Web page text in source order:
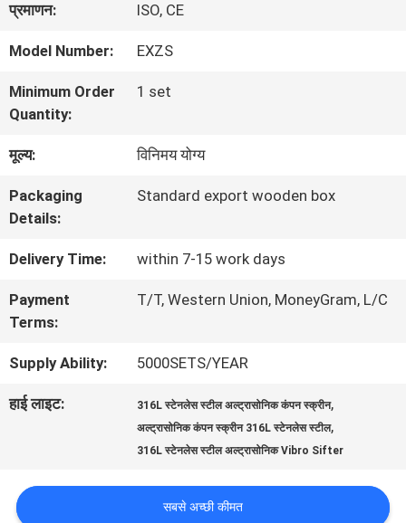
हमारे
बारे
में
कारखाना
भ्रमण
गुणवत्ता
नियंत्रण
संपर्क
करें
एक
प्रमाणन: ISO, CE
Model Number: EXZS
Minimum Order
Quantity:
1 set
मूल्य: विनिमय योग्य
Packaging
Details:
Standard export wooden box
Delivery Time: within 7-15 work days
Payment
Terms:
T/T, Western Union, MoneyGram, L/C
Supply Ability: 5000SETS/YEAR
हाई लाइट: 316L स्टेनलेस स्टील अल्ट्रासोनिक कंपन स्क्रीन,
अल्ट्रासोनिक कंपन स्क्रीन 316L स्टेनलेस स्टील,
316L स्टेनलेस स्टील अल्ट्रासोनिक Vibro Sifter
सबसे अच्छी कीमत